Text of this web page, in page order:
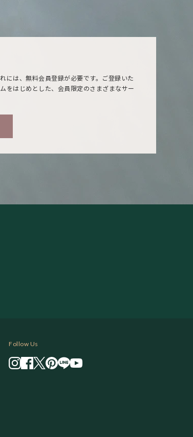
には、無料会員登録が必要です。ご登録いた
をはじめとした、会員限定のさまざまなサー
Follow Us